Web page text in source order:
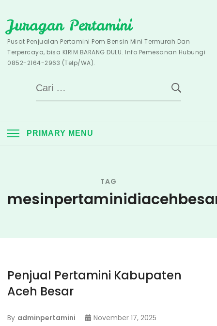
to
content
Juragan Pertamini
Pusat Penjualan Pertamini Pom Bensin Mini Termurah Dan
Terpercaya, bisa KIRIM BARANG DULU. Info Pemesanan Hubungi
0852-2164-2963 (Telp/WA).
Cari
untuk:
PRIMARY MENU
TAG
Penjual Pertamini Kabupaten
Aceh Besar
By adminpertamini
November 17, 2025